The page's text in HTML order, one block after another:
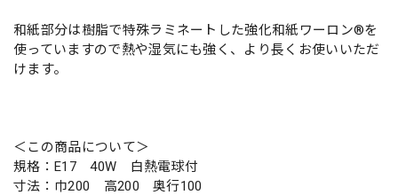
和紙部分は樹脂で特殊ラミネートした強化和紙ワーロン®を
使っていますので熱や湿気にも強く、より長くお使いいただ
けます。
＜この商品について＞
規格：E17 40W 白熱電球付
寸法：巾200 高200 奥行100